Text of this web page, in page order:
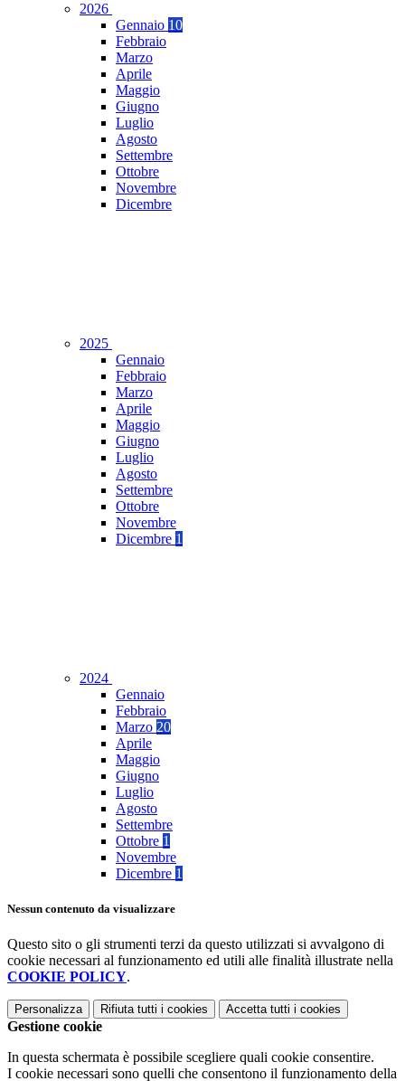
2026
Gennaio 10
Febbraio
Marzo
Aprile
Maggio
Giugno
Luglio
Agosto
Settembre
Ottobre
Novembre
Dicembre
2025
Gennaio
Febbraio
Marzo
Aprile
Maggio
Giugno
Luglio
Agosto
Settembre
Ottobre
Novembre
Dicembre 1
2024
Gennaio
Febbraio
Marzo 20
Aprile
Maggio
Giugno
Luglio
Agosto
Settembre
Ottobre 1
Novembre
Dicembre 1
Nessun contenuto da visualizzare
Questo sito o gli strumenti terzi da questo utilizzati si avvalgono di
cookie necessari al funzionamento ed utili alle finalità illustrate nella
COOKIE POLICY.
Personalizza Rifiuta tutti i cookies Accetta tutti i cookies
Gestione cookie
In questa schermata è possibile scegliere quali cookie consentire.
I cookie necessari sono quelli che consentono il funzionamento della